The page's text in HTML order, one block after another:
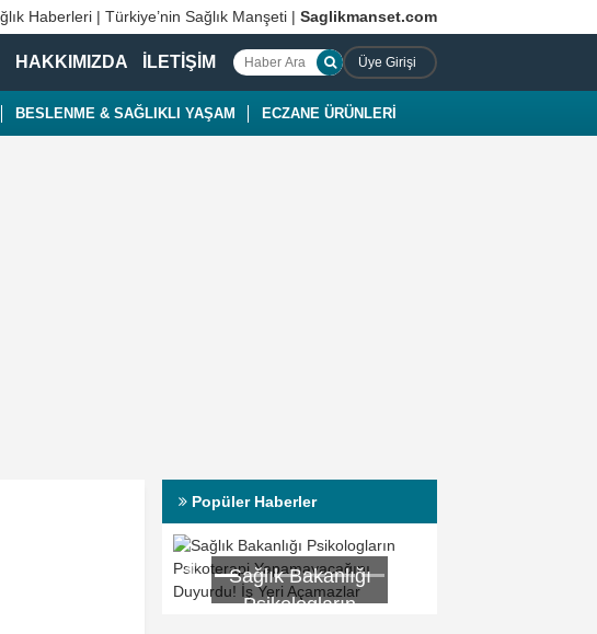
Haberleri | Türkiye’nin Sağlık Manşeti | Saglikmanset.com
HAKKIMIZDA İLETİŞİM Üye Girişi
BESLENME & SAĞLIKLI YAŞAM ECZANE ÜRÜNLERİ
Popüler Haberler
Beklazon Krem
Nedir? Ne İşe